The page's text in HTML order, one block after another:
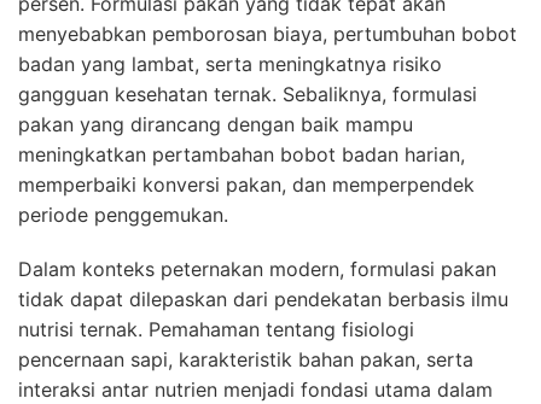
menyebabkan pemborosan biaya, pertumbuhan bobot
badan yang lambat, serta meningkatnya risiko
gangguan kesehatan ternak. Sebaliknya, formulasi
pakan yang dirancang dengan baik mampu
meningkatkan pertambahan bobot badan harian,
memperbaiki konversi pakan, dan memperpendek
periode penggemukan.
Dalam konteks peternakan modern, formulasi pakan
tidak dapat dilepaskan dari pendekatan berbasis ilmu
nutrisi ternak. Pemahaman tentang fisiologi
pencernaan sapi, karakteristik bahan pakan, serta
interaksi antar nutrien menjadi fondasi utama dalam